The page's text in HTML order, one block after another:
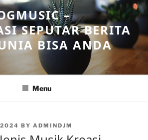
–
SEPUTAR BERITA
BISA ANDA
Menu
BY ADMINDJM